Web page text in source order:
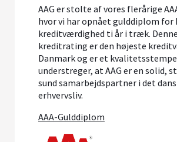
AAG er stolte af vores flerårige
hvor vi har opnået gulddiplom for
kreditværdighed ti år i træk. Denne
kreditrating er den højeste
Danmark og er et
understreger, at AAG er en solid,
sund samarbejdspartner i det
erhvervsliv.
AAA-Gulddiplom